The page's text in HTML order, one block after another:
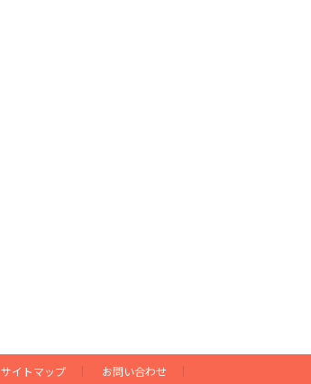
サイトマップ お問い合わせ